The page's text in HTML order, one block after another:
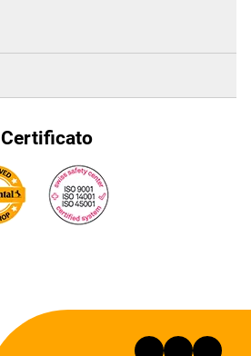
Certificato